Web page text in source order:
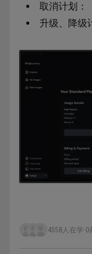
取消计划：
升级、降级
4558人在学·0